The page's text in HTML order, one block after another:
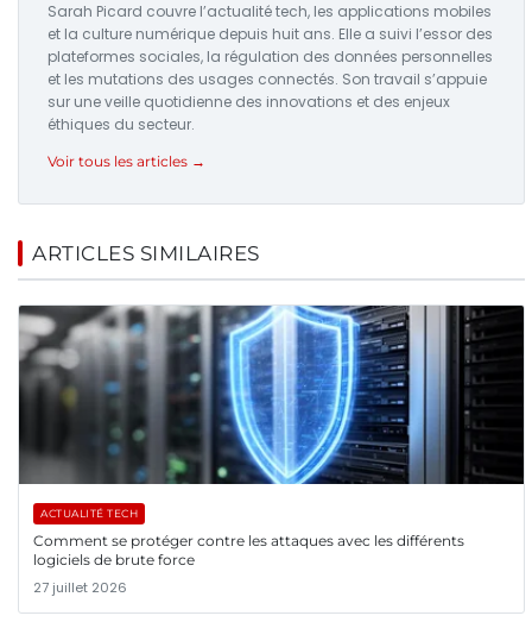
Sarah Picard couvre l’actualité tech, les applications mobiles
et la culture numérique depuis huit ans. Elle a suivi l’essor des
plateformes sociales, la régulation des données personnelles
et les mutations des usages connectés. Son travail s’appuie
sur une veille quotidienne des innovations et des enjeux
éthiques du secteur.
Voir tous les articles →
ARTICLES SIMILAIRES
ACTUALITÉ TECH
Comment se protéger contre les attaques avec les différents
logiciels de brute force
27 juillet 2026